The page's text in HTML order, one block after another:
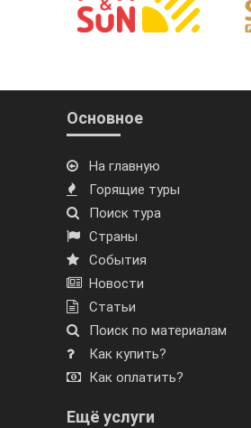
Основное
На главную
Горящие туры
Поиск тура
Страны
События
Новости
Статьи
Поиск по материалам
Как купить?
Как оплатить?
Ещё услуги